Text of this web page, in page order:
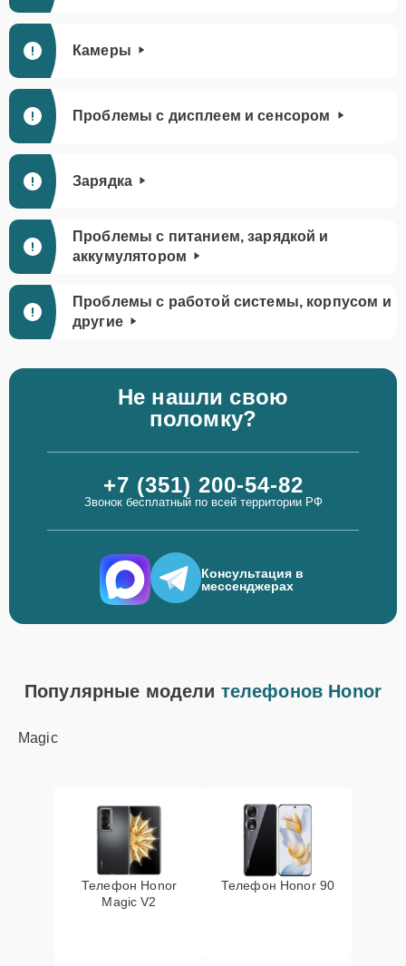
Камеры
Проблемы с дисплеем и сенсором
Зарядка
Проблемы с питанием, зарядкой и
аккумулятором
Проблемы с работой системы, корпусом и
другие
Не нашли свою
поломку?
+7 (351) 200-54-82
Звонок бесплатный по всей территории РФ
Консультация в
мессенджерах
Популярные модели телефонов Honor
Magic
Телефон Honor
Magic V2
Телефон Honor 90